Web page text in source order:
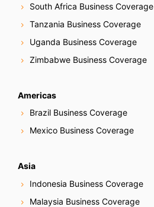
South Africa Business Coverage
Tanzania Business Coverage
Uganda Business Coverage
Zimbabwe Business Coverage
Americas
Brazil Business Coverage
Mexico Business Coverage
Asia
Indonesia Business Coverage
Malaysia Business Coverage